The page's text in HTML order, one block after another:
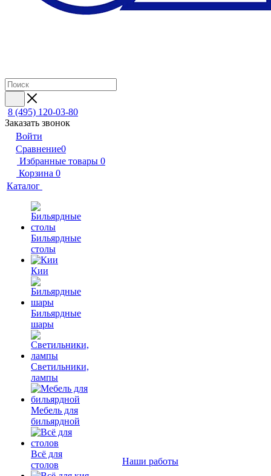
8 (495) 120-03-80
Заказать звонок
Войти
Сравнение0
Избранные товары 0
Корзина 0
Каталог
Бильярдные
столы
Кии
Бильярдные
шары
Светильники,
лампы
Мебель для
бильярдной
Всё для
столов
Наши работы